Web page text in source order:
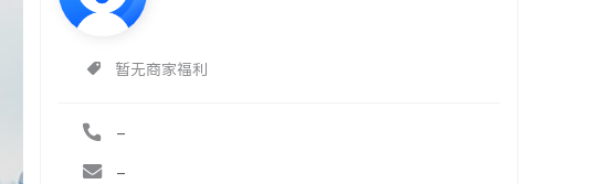
暂无商家福利
-
-